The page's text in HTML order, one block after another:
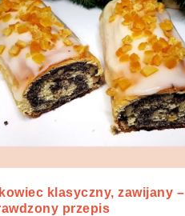
klasyczny, zawijany –
przepis